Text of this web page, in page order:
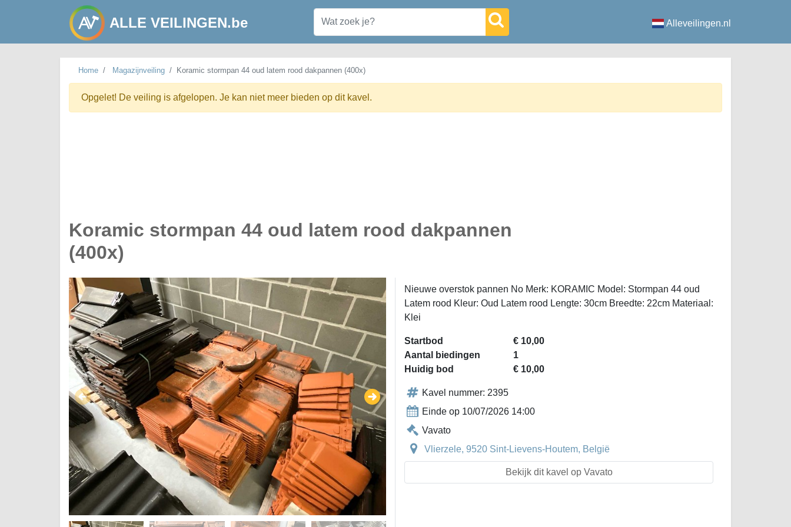
ALLE VEILINGEN.be Alleveilingen.nl
Home Magazijnveiling Koramic stormpan 44 oud latem rood dakpannen (400x)
Opgelet! De veiling is afgelopen. Je kan niet meer bieden op dit kavel.
Koramic stormpan 44 oud latem rood dakpannen
(400x)
Nieuwe overstok pannen No Merk: KORAMIC Model: Stormpan 44 oud
Latem rood Kleur: Oud Latem rood Lengte: 30cm Breedte: 22cm Materiaal:
Klei
Startbod
€ 10,00
Aantal biedingen
1
Huidig bod
€ 10,00
Kavel nummer: 2395
Einde op 10/07/2026 14:00
Vavato
Vlierzele, 9520 Sint-Lievens-Houtem, België
Bekijk dit kavel op Vavato